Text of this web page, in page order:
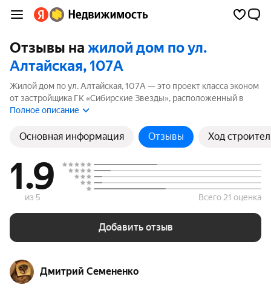
Отзывы на жилой дом по ул.
Алтайская, 107А
Жилой дом по ул. Алтайская, 107А — это проект класса эконом
от застройщика ГК «Сибирские Звезды», расположенный в
Советский район. Комплекс включает 1 корпуса высотой до 18
ул. Алтайская, 107А, ознакомьтесь с отзывами покупателей и
жителей района. Мы рассчитали рейтинг на основе 6 отзывов,
Полное описание
Основная информация Отзывы Ход
1.9
из 5 Всего 21 оценка
Добавить отзыв
Дмитрий Семененко